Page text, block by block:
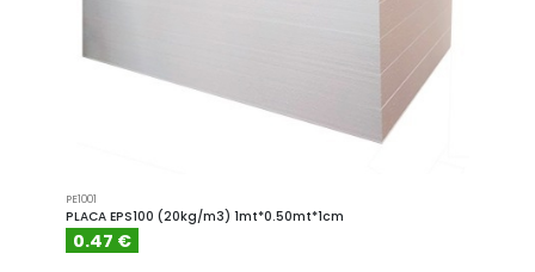
PE1001
PLACA EPS100 (20kg/m3) 1mt*0.50mt*1cm
0.47 €